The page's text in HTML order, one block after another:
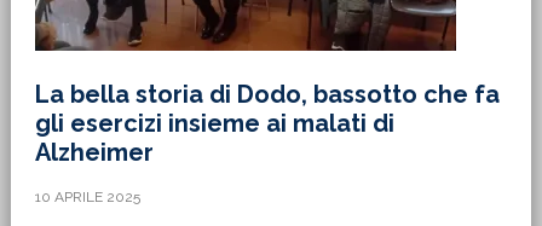
La bella storia di Dodo, bassotto che fa
gli esercizi insieme ai malati di
Alzheimer
10 APRILE 2025